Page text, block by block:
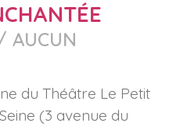
AUCUN
du Théâtre Le Petit
(3 avenue du